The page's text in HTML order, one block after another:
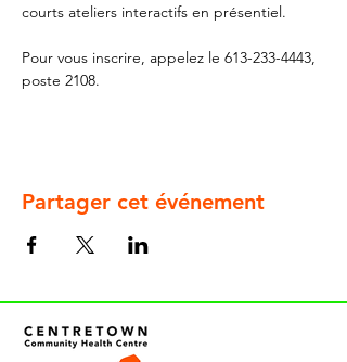
courts ateliers interactifs en présentiel.
Pour vous inscrire, appelez le 613-233-4443,
poste 2108.
Partager cet événement